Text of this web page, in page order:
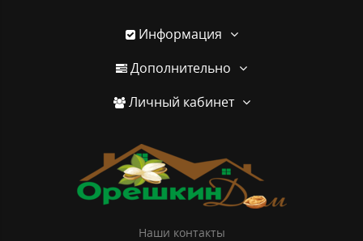
Информация
Дополнительно
Личный кабинет
Наши контакты